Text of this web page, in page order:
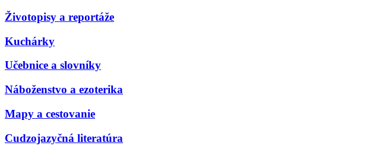
Životopisy a reportáže
Kuchárky
Učebnice a slovníky
Náboženstvo a ezoterika
Mapy a cestovanie
Cudzojazyčná literatúra